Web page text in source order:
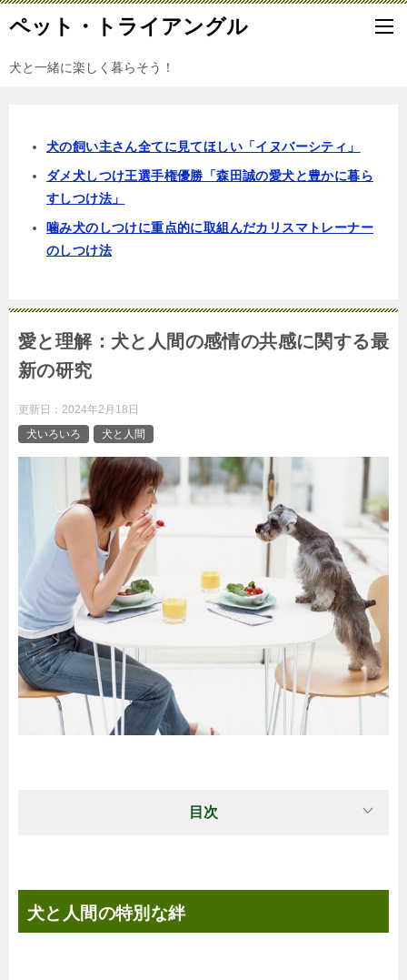
ペット・トライアングル
犬と一緒に楽しく暮らそう！
犬の飼い主さん全てに見てほしい「イヌバーシティ」
ダメ犬しつけ王選手権優勝「森田誠の愛犬と豊かに暮ら
すしつけ法」
噛み犬のしつけに重点的に取組んだカリスマトレーナー
のしつけ法
愛と理解：犬と人間の感情の共感に関する最
新の研究
更新日： 2024年2月18日
犬いろいろ
犬と人間
目次
犬と人間の特別な絆